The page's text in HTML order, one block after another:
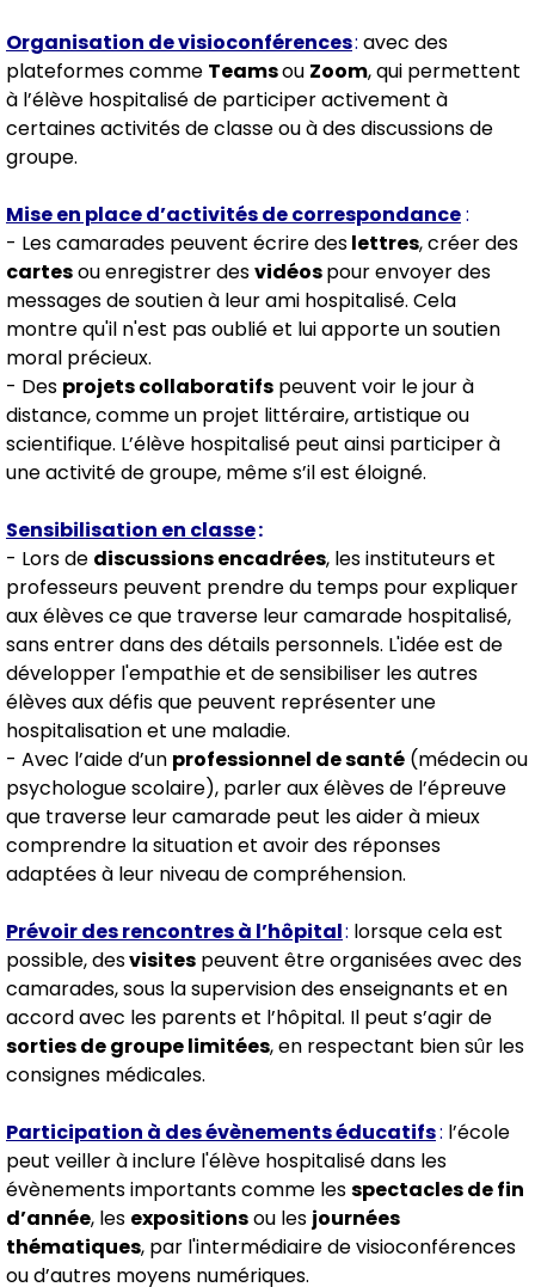
Organisation de visioconférences: avec des
plateformes comme Teamsou Zoom, qui permettent
à l’élève hospitalisé de participer activement à
certaines activités de classe ou à des discussions de
groupe.
Mise en place d’activités de correspondance:
- Les camarades peuvent écrire deslettres, créer des
cartesou enregistrer desvidéospour envoyer des
messages de soutien à leur ami hospitalisé. Cela
montre qu'il n'est pas oublié et lui apporte un soutien
moral précieux.
- Des projets collaboratifs peuvent voir le jour à
distance, comme un projet littéraire, artistique ou
scientifique. L’élève hospitalisé peut ainsi participer à
une activité de groupe, même s’il est éloigné.
Sensibilisation en classe:
- Lors de discussions encadrées, les instituteurs et
professeurs peuvent prendre du temps pour expliquer
aux élèves ce que traverse leur camarade hospitalisé,
sans entrer dans des détails personnels. L'idée est de
développer l'empathie et de sensibiliser les autres
élèves aux défis que peuvent représenter une
hospitalisation et une maladie.
- Avec l’aide d’un professionnel de santé (médecin ou
psychologue scolaire), parler aux élèves de l’épreuve
que traverse leur camarade peut les aider à mieux
comprendre la situation et avoir des réponses
adaptées à leur niveau de compréhension.
Prévoir des rencontres à l’hôpital: lorsque cela est
possible, desvisites peuvent être organisées avec des
camarades, sous la supervision des enseignants et en
accord avec les parents et l’hôpital. Il peut s’agir de
sorties de groupe limitées, en respectant bien sûr les
consignes médicales.
Participation à des évènements éducatifs: l’école
peut veiller à inclure l'élève hospitalisé dans les
évènements importants comme lesspectacles de fin
d’année, les expositionsou les journées
thématiques, par l'intermédiaire de visioconférences
ou d’autres moyens numériques.